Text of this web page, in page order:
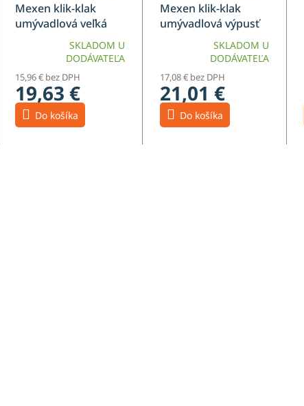
Mexen klik-klak
umývadlová veľká
zátka univerzálna
starožitná mosadz -
SKLADOM U
DODÁVATEĽA
15,96 € bez DPH
19,63 €
Do košíka
Mexen klik-klak
umývadlová výpusť
bez prepadu guľatá
keramická šedá
79910-69
SKLADOM U
DODÁVATEĽA
17,08 € bez DPH
21,01 €
Do košíka